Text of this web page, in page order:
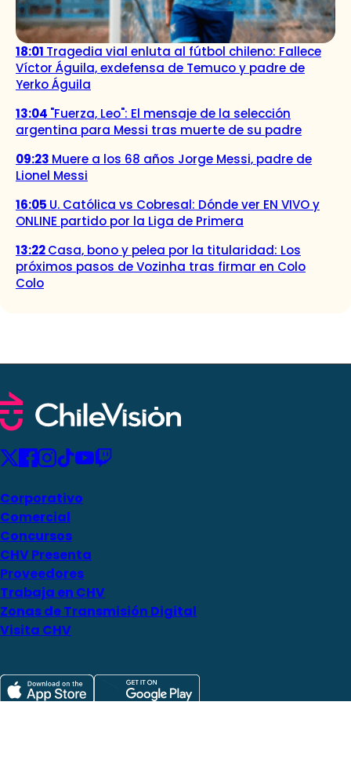
18:01 Tragedia vial enluta al fútbol chileno: Fallece
Víctor Águila, exdefensa de Temuco y padre de
Yerko Águila
13:04 "Fuerza, Leo": El mensaje de la selección
argentina para Messi tras muerte de su padre
09:23 Muere a los 68 años Jorge Messi, padre de
Lionel Messi
16:05 U. Católica vs Cobresal: Dónde ver EN VIVO y
ONLINE partido por la Liga de Primera
13:22Casa, bono y pelea por la titularidad: Los
próximos pasos de Vozinha tras firmar en Colo
Colo
Corporativo
Comercial
Concursos
CHV Presenta
Proveedores
Trabaja en CHV
Zonas de Transmisión Digital
Visita CHV